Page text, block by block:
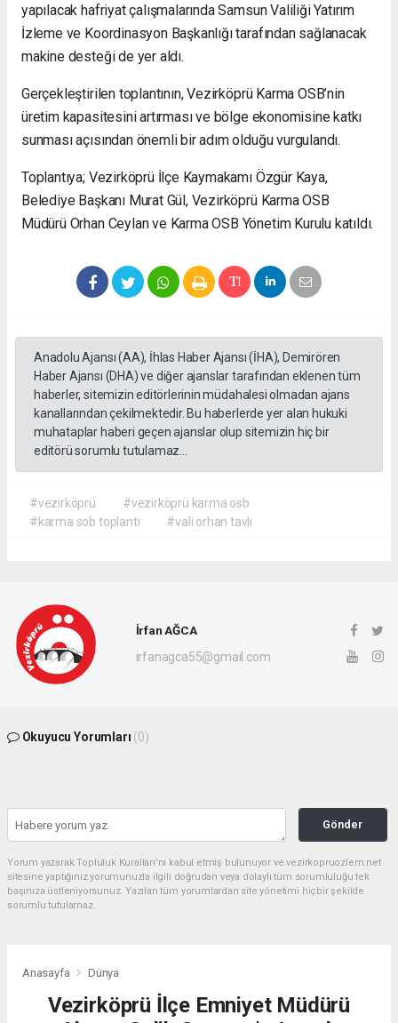
yapılacak hafriyat çalışmalarında Samsun Valiliği Yatırım
İzleme ve Koordinasyon Başkanlığı tarafından sağlanacak
makine desteği de yer aldı.
Gerçekleştirilen toplantının, Vezirköprü Karma OSB’nin
üretim kapasitesini artırması ve bölge ekonomisine katkı
sunması açısından önemli bir adım olduğu vurgulandı.
Toplantıya; Vezirköprü İlçe Kaymakamı Özgür Kaya,
Belediye Başkanı Murat Gül, Vezirköprü Karma OSB
Müdürü Orhan Ceylan ve Karma OSB Yönetim Kurulu katıldı.
Anadolu Ajansı (AA), İhlas Haber Ajansı (İHA), Demirören
Haber Ajansı (DHA) ve diğer ajanslar tarafından eklenen tüm
haberler, sitemizin editörlerinin müdahalesi olmadan ajans
kanallarından çekilmektedir. Bu haberlerde yer alan hukuki
muhataplar haberi geçen ajanslar olup sitemizin hiç bir
editörü sorumlu tutulamaz...
#vezirköprü
#vezirköprü karma osb
#karma sob toplantı
#vali orhan tavlı
İrfan AĞCA
irfanagca55@gmail.com
Okuyucu Yorumları (0)
Gönder
Yorum yazarak Topluluk Kuralları’nı kabul etmiş bulunuyor ve vezirkopruozlem.net
sitesine yaptığınız yorumunuzla ilgili doğrudan veya dolaylı tüm sorumluluğu tek
başınıza üstleniyorsunuz. Yazılan tüm yorumlardan site yönetimi hiçbir şekilde
sorumlu tutulamaz.
Anasayfa Dünya
Vezirköprü İlçe Emniyet Müdürü